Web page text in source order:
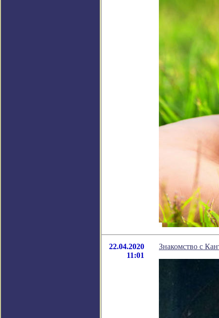
22.04.2020
11:01
Знакомство с